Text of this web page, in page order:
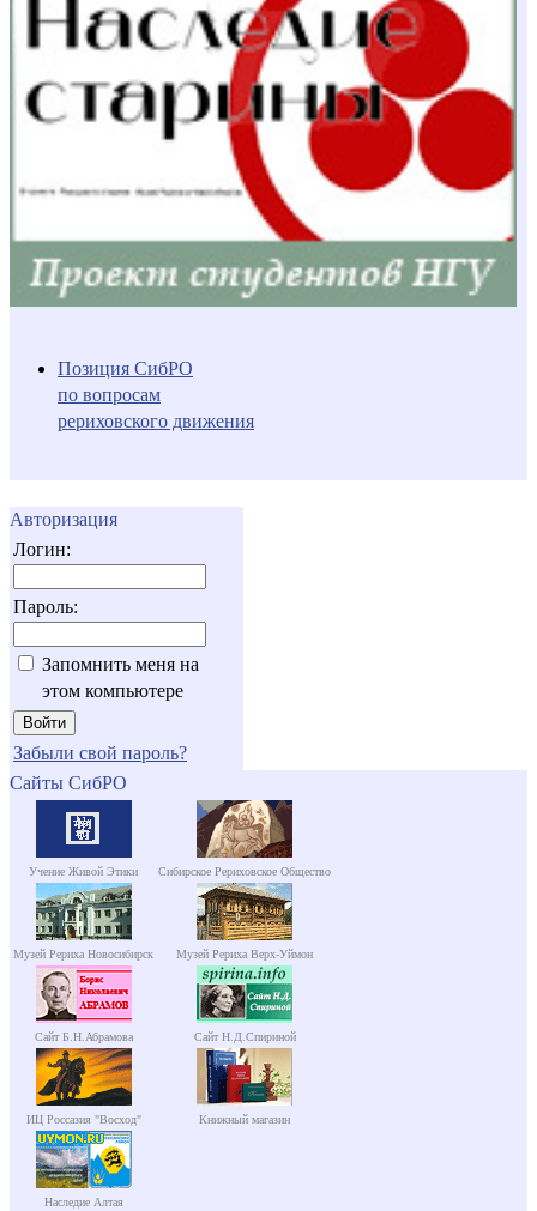
Позиция СибРО
по вопросам
рериховского движения
Авторизация
Логин:
Пароль:
Запомнить меня на
этом компьютере
Забыли свой пароль?
Сайты СибРО
Учение Живой Этики Сибирское Рериховское Общество
Музей Рериха Новосибирск Музей Рериха Верх-Уймон
Сайт Б.Н.Абрамова Сайт Н.Д.Спириной
ИЦ Россазия "Восход" Книжный магазин
Наследие Алтая